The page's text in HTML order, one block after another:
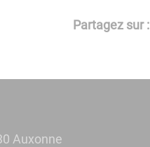
Partagez sur :
Auxonne